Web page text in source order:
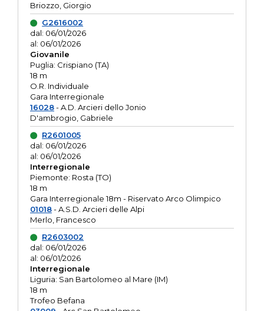
Briozzo, Giorgio
G2616002
dal: 06/01/2026
al: 06/01/2026
Giovanile
Puglia: Crispiano (TA)
18 m
O.R. Individuale
Gara Interregionale
16028- A.D. Arcieri dello Jonio
D'ambrogio, Gabriele
R2601005
dal: 06/01/2026
al: 06/01/2026
Interregionale
Piemonte: Rosta (TO)
18 m
Gara Interregionale 18m - Riservato Arco Olimpico
01018- A.S.D. Arcieri delle Alpi
Merlo, Francesco
R2603002
dal: 06/01/2026
al: 06/01/2026
Interregionale
Liguria: San Bartolomeo al Mare (IM)
18 m
Trofeo Befana